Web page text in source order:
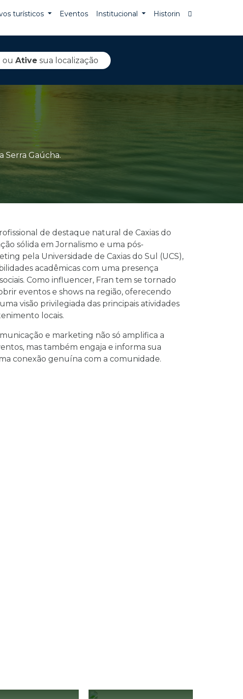
turísticos Eventos Institucional Historin
ouAtive sua localização
Serra Gaúcha.
de destaque natural de Caxias do
sólida em Jornalismo e uma pós-
pela Universidade de Caxias do Sul (UCS),
acadêmicas com uma presença
Como influencer, Fran tem se tornado
eventos e shows na região, oferecendo
visão privilegiada das principais atividades
locais.
e marketing não só amplifica a
mas também engaja e informa sua
conexão genuína com a comunidade.